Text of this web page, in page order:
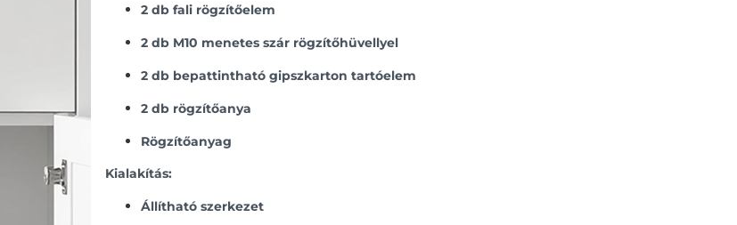
2 db fali rögzítőelem
2 db M10 menetes szár rögzítőhüvellyel
2 db bepattintható gipszkarton tartóelem
2 db rögzítőanya
Rögzítőanyag
Kialakítás:
Állítható szerkezet